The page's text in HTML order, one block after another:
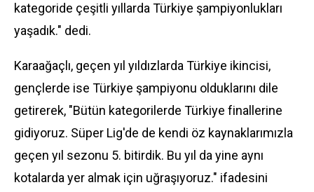
kategoride çeşitli yıllarda Türkiye şampiyonlukları
yaşadık." dedi.
Karaağaçlı, geçen yıl yıldızlarda Türkiye ikincisi,
gençlerde ise Türkiye şampiyonu olduklarını dile
getirerek, "Bütün kategorilerde Türkiye finallerine
gidiyoruz. Süper Lig'de de kendi öz kaynaklarımızla
geçen yıl sezonu 5. bitirdik. Bu yıl da yine aynı
kotalarda yer almak için uğraşıyoruz." ifadesini